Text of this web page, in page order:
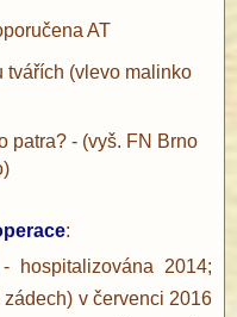
AT
tvářích (vlevo malinko
patra? - (vyš. FN Brno
:
hospitalizována 2014;
v červenci 2016